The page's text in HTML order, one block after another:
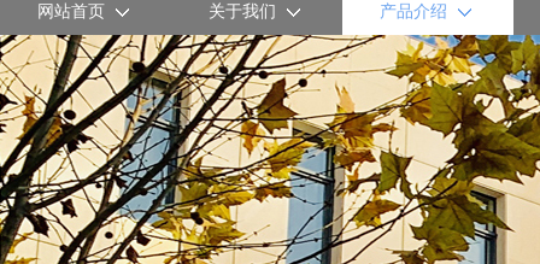
网站首页 关于我们 产品介绍